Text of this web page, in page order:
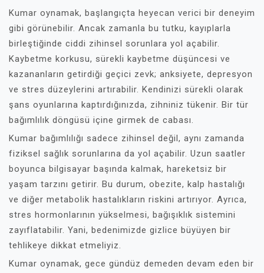
Kumar oynamak, başlangıçta heyecan verici bir deneyim
gibi görünebilir. Ancak zamanla bu tutku, kayıplarla
birleştiğinde ciddi zihinsel sorunlara yol açabilir.
Kaybetme korkusu, sürekli kaybetme düşüncesi ve
kazananların getirdiği geçici zevk; anksiyete, depresyon
ve stres düzeylerini artırabilir. Kendinizi sürekli olarak
şans oyunlarına kaptırdığınızda, zihniniz tükenir. Bir tür
bağımlılık döngüsü içine girmek de cabası.
Kumar bağımlılığı sadece zihinsel değil, aynı zamanda
fiziksel sağlık sorunlarına da yol açabilir. Uzun saatler
boyunca bilgisayar başında kalmak, hareketsiz bir
yaşam tarzını getirir. Bu durum, obezite, kalp hastalığı
ve diğer metabolik hastalıkların riskini artırıyor. Ayrıca,
stres hormonlarının yükselmesi, bağışıklık sistemini
zayıflatabilir. Yani, bedenimizde gizlice büyüyen bir
tehlikeye dikkat etmeliyiz.
Kumar oynamak, gece gündüz demeden devam eden bir